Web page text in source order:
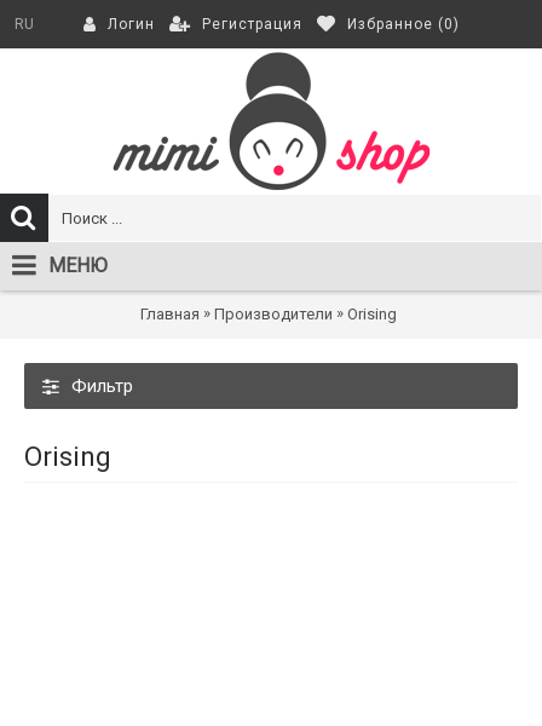
RU Логин Регистрация Избранное (0)
МЕНЮ
Главная » Производители » Orising
Фильтр
Orising